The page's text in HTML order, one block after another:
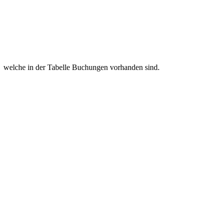
in der Tabelle Buchungen vorhanden sind.